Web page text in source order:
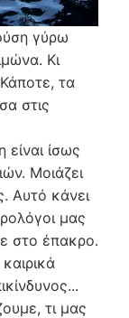
γύρω
Κι
τα
στις
ίσως
Μοιάζει
Αυτό κάνει
μας
στο έπακρο.
τι μας